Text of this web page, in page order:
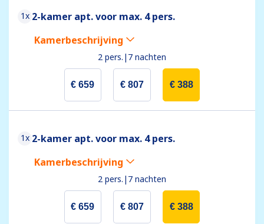
1x 2-kamer apt. voor max. 4 pers.
Kamerbeschrijving
2 pers. | 7 nachten
€ 659 € 807 € 388
1x 2-kamer apt. voor max. 4 pers.
Kamerbeschrijving
2 pers. | 7 nachten
€ 659 € 807 € 388